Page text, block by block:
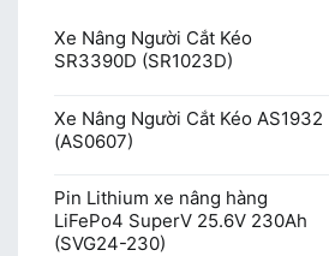
Xe Nâng Người Cắt Kéo
SR3390D (SR1023D)
Xe Nâng Người Cắt Kéo AS1932
(AS0607)
Pin Lithium xe nâng hàng
LiFePo4 SuperV 25.6V 230Ah
(SVG24-230)